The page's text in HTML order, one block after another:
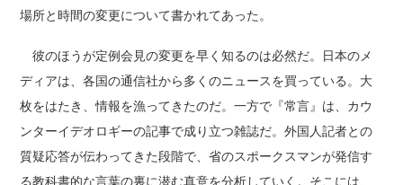
場所と時間の変更について書かれてあった。
彼のほうが定例会見の変更を早く知るのは必然だ。日本のメ
ディアは、各国の通信社から多くのニュースを買っている。大
枚をはたき、情報を漁ってきたのだ。一方で『常言』は、カウ
ンターイデオロギーの記事で成り立つ雑誌だ。外国人記者との
質疑応答が伝わってきた段階で、省のスポークスマンが発信す
る教科書的な言葉の裏に潜む真意を分析していく。そこには、